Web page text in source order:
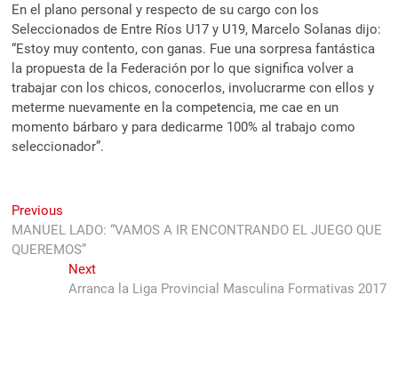
En el plano personal y respecto de su cargo con los
Seleccionados de Entre Ríos U17 y U19, Marcelo Solanas dijo:
“Estoy muy contento, con ganas. Fue una sorpresa fantástica
la propuesta de la Federación por lo que significa volver a
trabajar con los chicos, conocerlos, involucrarme con ellos y
meterme nuevamente en la competencia, me cae en un
momento bárbaro y para dedicarme 100% al trabajo como
seleccionador”.
Navegación
de
entradas
Previous
post:
MANUEL LADO: “VAMOS A IR ENCONTRANDO EL JUEGO QUE
QUEREMOS”
NextNext
post:
Arranca la Liga Provincial Masculina Formativas 2017